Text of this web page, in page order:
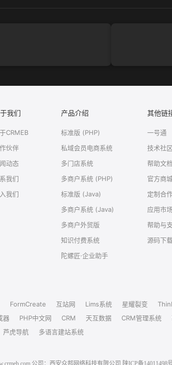
我们
CRMEB
伙伴
动态
我们
我们
产品介绍
标准版 (PHP)
私域会员电商系统
多门店系统
多商户系统 (PHP)
标准版 (Java)
多商户系统 (Java)
多商户外贸版
知识付费系统
陀螺匠·企业助手
其他链
一号通
技术社区
帮助文档
官方商
定制合
应用市场
帮助与
源码下
FormCreate 互站网 Lims系统 星耀裂变
器
PHP中文网 CRM 天互数据 CRM管理系统
芦虎导航
多语言建站系统
公司：西安众邦网络科技有限公司 陕ICP备14011498